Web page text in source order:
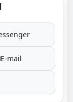
E-mail